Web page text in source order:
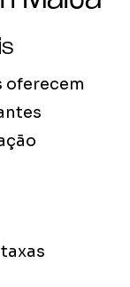
oferecem